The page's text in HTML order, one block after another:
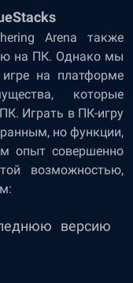
Arena также
на ПК. Однако мы
на платформе
которые
Играть в ПК-игру
но функции,
опыт совершенно
возможностью,
версию